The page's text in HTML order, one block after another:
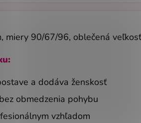
miery 90/67/96, oblečená
a dodáva ženskosť
obmedzenia pohybu
vzhľadom